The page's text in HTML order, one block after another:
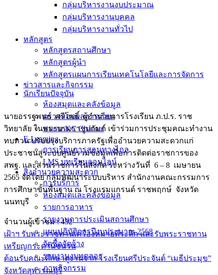
กลุ่มบริหารงานงบประมาณ
กลุ่มบริหารงานบุคคล
กลุ่มบริหารงานทั่วไป
หลักสูตร
หลักสูตรสถานศึกษา
หลักสูตรผู้นำ
หลักสูตรแผนการเรียนเทคโนโลยีและการจัดการ
ข่าวสารและกิจกรรม
นักเรียนปัจจุบัน
ห้องสมุดและคลังข้อมูล
ตรวจสอบผลการเรียน
ชมรม KC Channel
E-Learning
การเรียนการสอนทางไกล
LMS บทเรียนออนไลน์
สิ่งอำนวยความสะดวก
การบริการ
ห้องสมุดและคลังข้อมูล
รายการอาหาร
รายงานการประเมินสถานศึกษา
แผนปฏิบัติการปีงบประมาณ 2568
จัดซื้อจัดจ้าง
รายงานงบทดลอง
ภาพกิจกรรม
นายอรรฐพนธ์ ศรีโพธิ์ ผู้อำนวยการโรงเรียน ภ.ป.ร. ราช
วิทยาลัย ในพระบรมราชูปถัมภ์ เข้าร่วมการประชุมคณะทำงาน
ทบทวน ปรับปรุงบริการภาครัฐเพื่ออำนวยความสะดวกแก่
ประชาชนสู่ระบบศูนย์รวมข้อมูลเพื่อการติดต่อราชการของ
สพฐ. และส่วนราชการในสังกัด ระหว่างวันที่ 6 – 8 เมษายน
2565 จัดโดย กลุ่มพัฒนาระบบบริหาร สำนักงานคณะกรรมการ
การศึกษาขั้นพื้นฐาน ณ โรงแรมแกรนด์ ราชพฤกษ์ จังหวัด
นนทบุรี
จำนวนผู้เข้าชม :452
เฝ้าฯ รับพระราชทานเครื่องหมายที่ระลึก และรับพระราชทาน
เหรียญกระดานชนวน
ต้อนรับคณะศึกษาดูงานจาก โรงเรียนศรีประจันต์ “เมธีประมุข”
จังหวัดสุพรรณบุรี